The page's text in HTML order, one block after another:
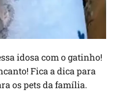
idosa com o gatinho!
Fica a dica para
os pets da família.